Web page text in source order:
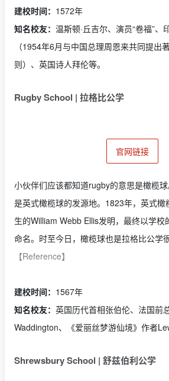
建校时间： 1572年
知名校友： 温斯顿·丘吉尔、演员“卷福”、
（1954年6月与中国总理周恩来共同提出
则）、英国诗人拜伦等。
Rugby School | 拉格比公学
官网链接
小伙伴们应该都知道rugby的意思是橄榄
是英式橄榄球的发源地。1823年，英式
生的William Webb Ellis发明，最终以学校
命名。时至今日，橄榄球也是拉格比公学
【Reference】
建校时间： 1567年
知名校友： 英国历代首相张伯伦、法国前
Waddington、《爱丽丝梦游仙境》作者
Shrewsbury School | 舒兹伯利公学